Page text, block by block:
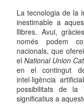
La tecnologia de la
inestimable a
llibres. Avui,
només podem
nacionals, que
elNational Union
en el contingut
intel·ligència
possibilitats de la
significatius a